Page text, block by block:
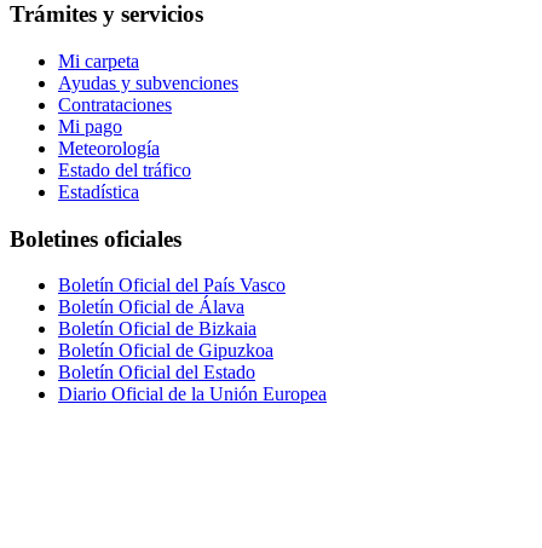
Trámites y servicios
Mi carpeta
Ayudas y subvenciones
Contrataciones
Mi pago
Meteorología
Estado del tráfico
Estadística
Boletines oficiales
Boletín Oficial del País Vasco
Boletín Oficial de Álava
Boletín Oficial de Bizkaia
Boletín Oficial de Gipuzkoa
Boletín Oficial del Estado
Diario Oficial de la Unión Europea